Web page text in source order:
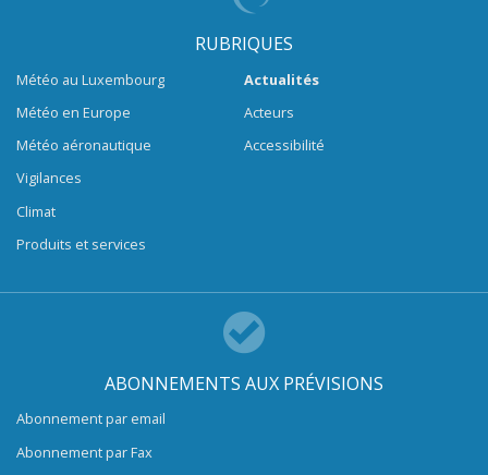
RUBRIQUES
Météo au Luxembourg
Météo en Europe
Météo aéronautique
Vigilances
Climat
Produits et services
Actualités
Acteurs
Accessibilité
ABONNEMENTS AUX PRÉVISIONS
Abonnement par email
Abonnement par Fax